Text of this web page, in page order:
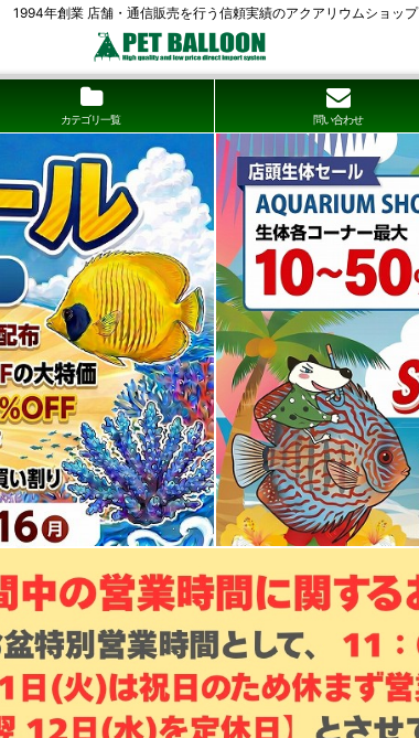
1994年創業 店舗・通信販売を行う信頼実績のアクアリウムショップ
カテゴリ一覧 問い合わせ